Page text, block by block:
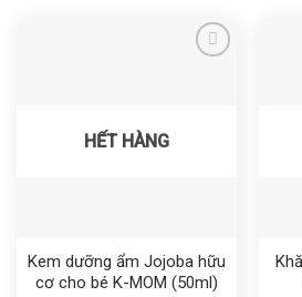
HẾT HÀNG
Kem dưỡng ẩm Jojoba hữu
cơ cho bé K-MOM (50ml)